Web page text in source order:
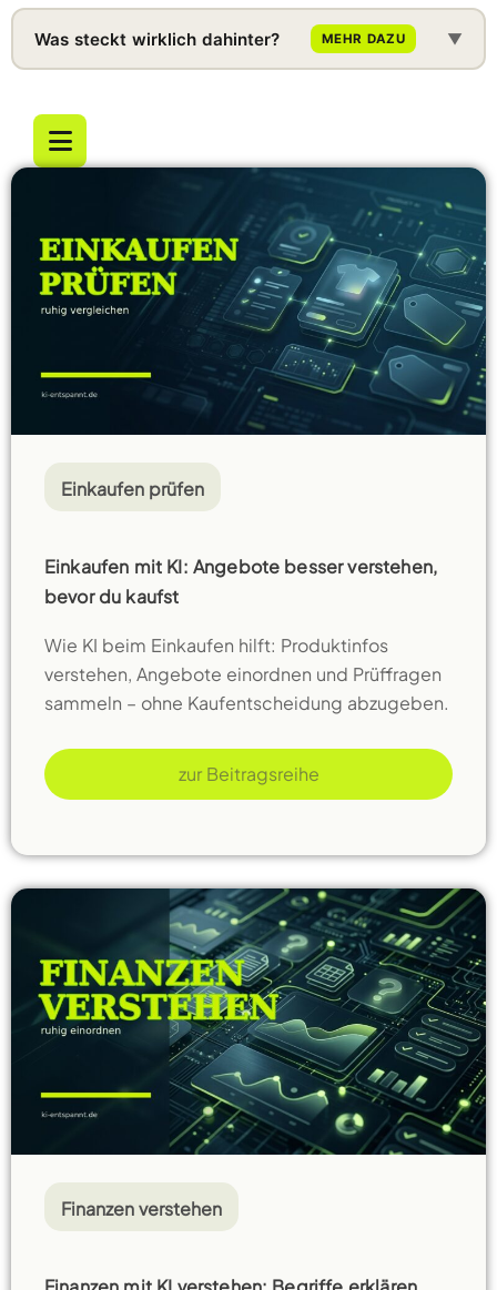
Was steckt wirklich dahinter? MEHR DAZU ▼
Einkaufen prüfen
Einkaufen mit KI: Angebote besser verstehen,
bevor du kaufst
Wie KI beim Einkaufen hilft: Produktinfos
verstehen, Angebote einordnen und Prüffragen
sammeln – ohne Kaufentscheidung abzugeben.
zur Beitragsreihe
Finanzen verstehen